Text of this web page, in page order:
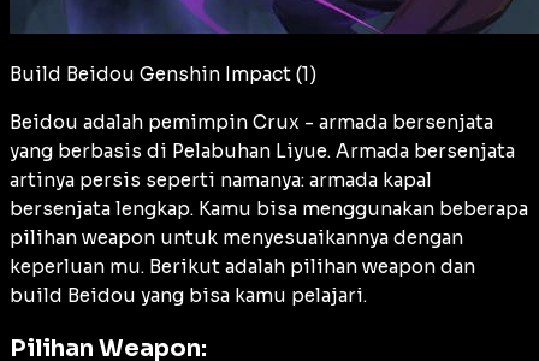
Build Beidou Genshin Impact (1)
Beidou adalah pemimpin Crux - armada bersenjata
yang berbasis di Pelabuhan Liyue. Armada bersenjata
artinya persis seperti namanya: armada kapal
bersenjata lengkap. Kamu bisa menggunakan beberapa
pilihan weapon untuk menyesuaikannya dengan
keperluan mu. Berikut adalah pilihan weapon dan
build Beidou yang bisa kamu pelajari.
Pilihan Weapon: